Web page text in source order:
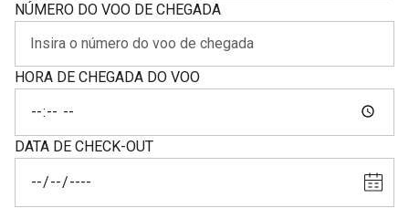
NÚMERO DO VOO DE CHEGADA
HORA DE CHEGADA DO VOO
DATA DE CHECK-OUT